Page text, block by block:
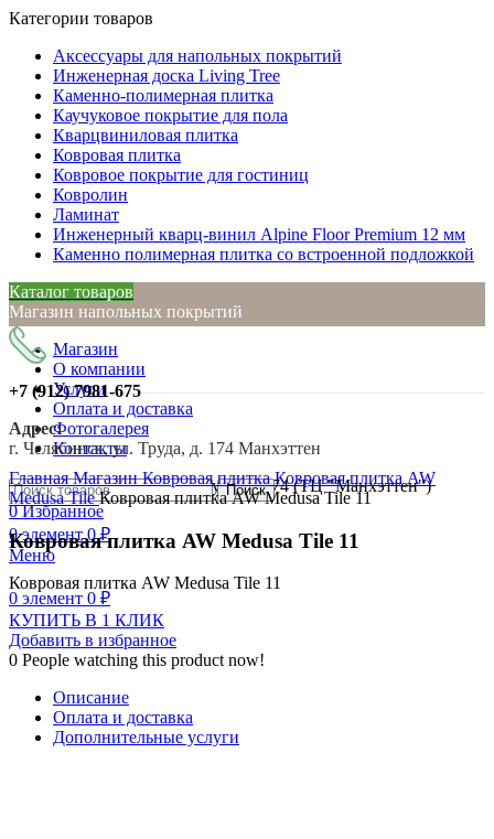
Категории товаров
Аксессуары для напольных покрытий
Инженерная доска Living Tree
Каменно-полимерная плитка
Каучуковое покрытие для пола
Кварцвиниловая плитка
Ковровая плитка
Ковровое покрытие для гостиниц
Ковролин
Ламинат
Инженерный кварц-винил Alpine Floor Premium 12 мм
Каменно полимерная плитка со встроенной подложкой
Каталог товаров
Магазин напольных покрытий
Магазин
О компании
Услуги
Оплата и доставка
Фотогалерея
Контакты
г. Челябинск, ул. Труда, д. 174 (ТЦ "Манхэттен")
+7 (912)7981-675
Адрес:
г. Челябинск, ул. Труда, д. 174 Манхэттен
Поиск
0Избранное
0элемент 0₽
Меню
0 элемент 0 ₽
Нажмите, чтобы увеличить
ГлавнаяМагазинКовровая плиткаКовровая плитка AW
Medusa TileКовровая плитка AW Medusa Tile 11
Ковровая плитка AW Medusa Tile 11
Ковровая плитка AW Medusa Tile 11
КУПИТЬ В 1 КЛИК
Добавить в избранное
0 People watching this product now!
Описание
Оплата и доставка
Дополнительные услуги